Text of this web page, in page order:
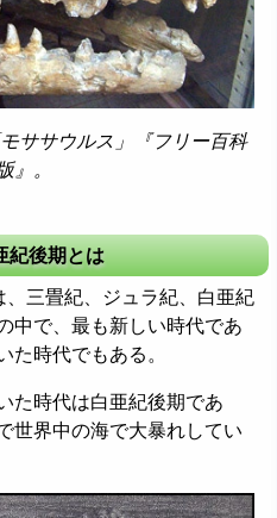
ササウルス」『フリー百科
』。
紀後期とは
、三畳紀、ジュラ紀、白亜紀
中で、最も新しい時代であ
た時代でもある。
た時代は白亜紀後期であ
世界中の海で大暴れしてい